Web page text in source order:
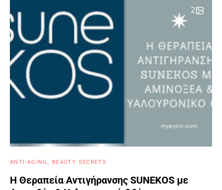
2
ANTI-AGING BEAUTY SECRETS
Η Θεραπεία Αντιγήρανσης SUNEKOS με